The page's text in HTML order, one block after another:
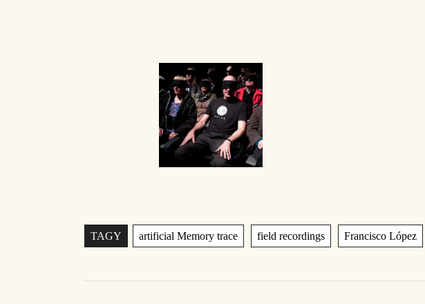
TAGY
Štítky
artificial Memory trace field recordings Francisco López